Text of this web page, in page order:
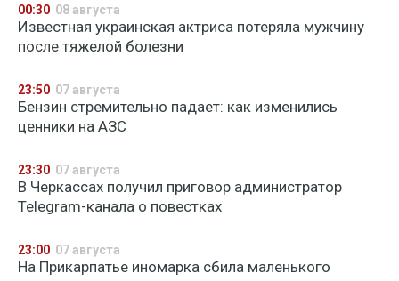
00:30 08 августа
Известная украинская актриса потеряла мужчину
после тяжелой болезни
23:50 07 августа
Бензин стремительно падает: как изменились
ценники на АЗС
23:30 07 августа
В Черкассах получил приговор администратор
Telegram-канала о повестках
23:00 07 августа
На Прикарпатье иномарка сбила маленького